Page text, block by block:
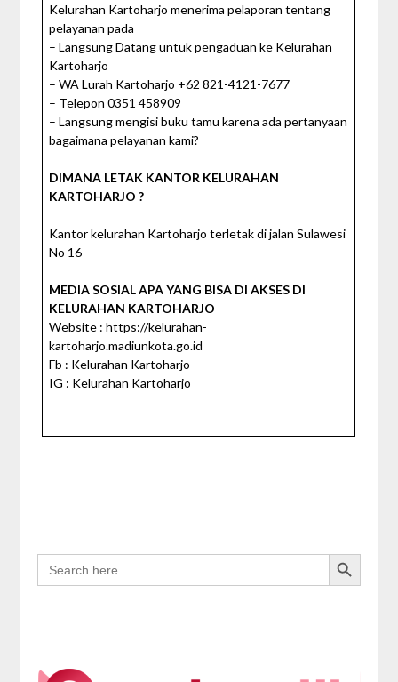
Kelurahan Kartoharjo menerima pelaporan tentang
pelayanan pada
– Langsung Datang untuk pengaduan ke Kelurahan
Kartoharjo
– WA Lurah Kartoharjo +62 821-4121-7677
– Telepon 0351 458909
– Langsung mengisi buku tamu karena ada pertanyaan
bagaimana pelayanan kami?
DIMANA LETAK KANTOR KELURAHAN
KARTOHARJO ?
Kantor kelurahan Kartoharjo terletak di jalan Sulawesi
No 16
MEDIA SOSIAL APA YANG BISA DI AKSES DI
KELURAHAN KARTOHARJO
Website : https://kelurahan-
kartoharjo.madiunkota.go.id
Fb : Kelurahan Kartoharjo
IG : Kelurahan Kartoharjo
SEARCH
FOR:
Search Button